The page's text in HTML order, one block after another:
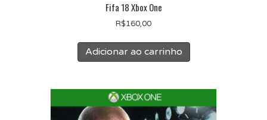
Fifa 18 Xbox One
R$160,00
Adicionar ao carrinho